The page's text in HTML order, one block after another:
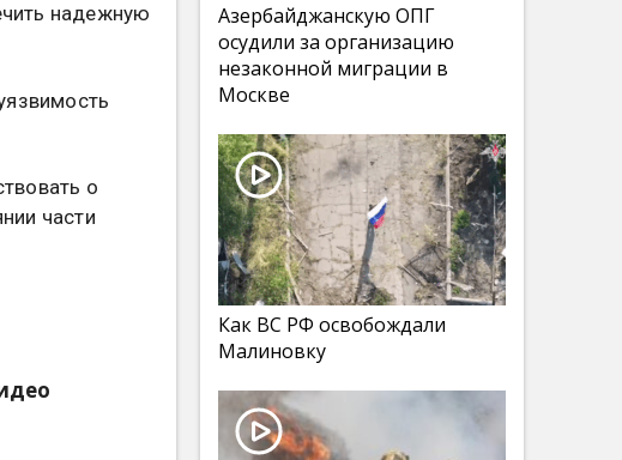
надежную
о
части
Азербайджанскую ОПГ
осудили за организацию
незаконной миграции в
Москве
Как ВС РФ освобождали
Малиновку